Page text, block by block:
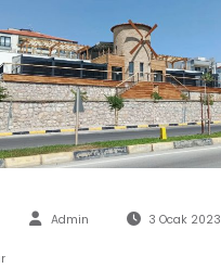
Admin 3 Ocak 2023